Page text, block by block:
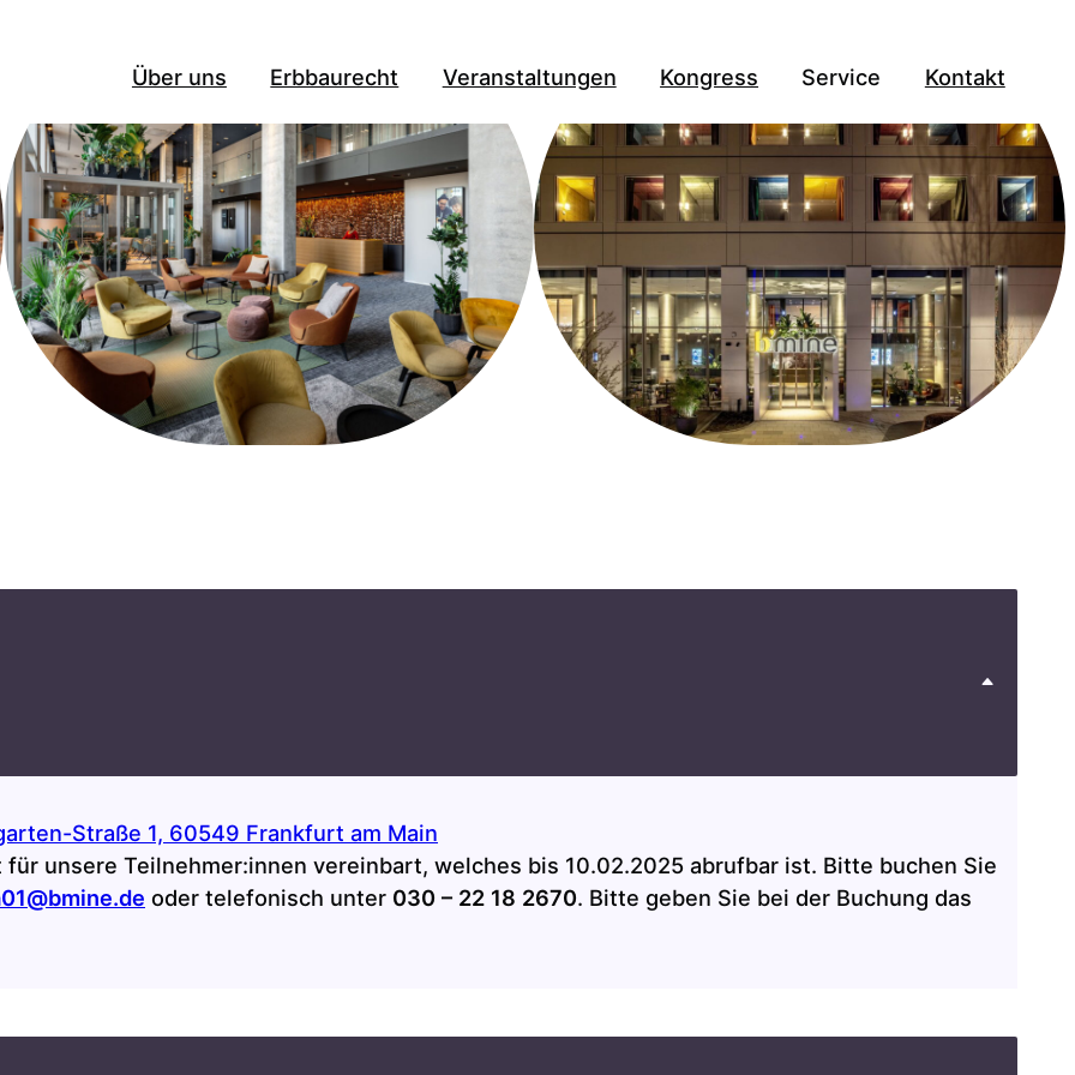
Über uns Erbbaurecht Veranstaltungen Kongress Service Kontakt
Straße 1, 60549 Frankfurt am Main
unsere Teilnehmer:innen vereinbart, welches bis 10.02.2025 abrufbar ist. Bitte buchen Sie
oder telefonisch unter 030 – 22 18 2670. Bitte geben Sie bei der Buchung das